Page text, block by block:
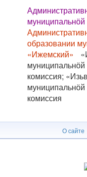
муниципальнӧй
образовании
«Ижемский»
комиссия;
комиссия
О сайте